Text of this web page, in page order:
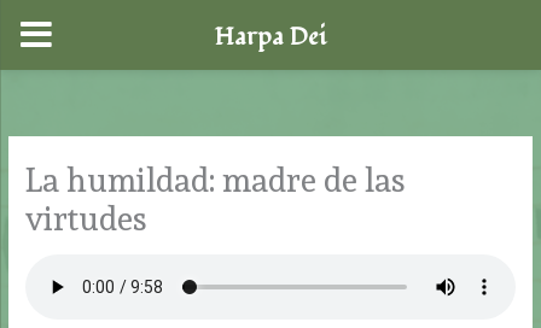
contenido
La humildad: madre de las
virtudes
Harpa Dei